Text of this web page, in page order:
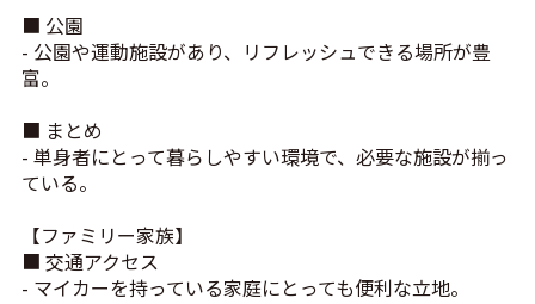
■ 公園
- 公園や運動施設があり、リフレッシュできる場所が豊
富。
■ まとめ
- 単身者にとって暮らしやすい環境で、必要な施設が揃っ
ている。
【ファミリー家族】
■ 交通アクセス
- マイカーを持っている家庭にとっても便利な立地。